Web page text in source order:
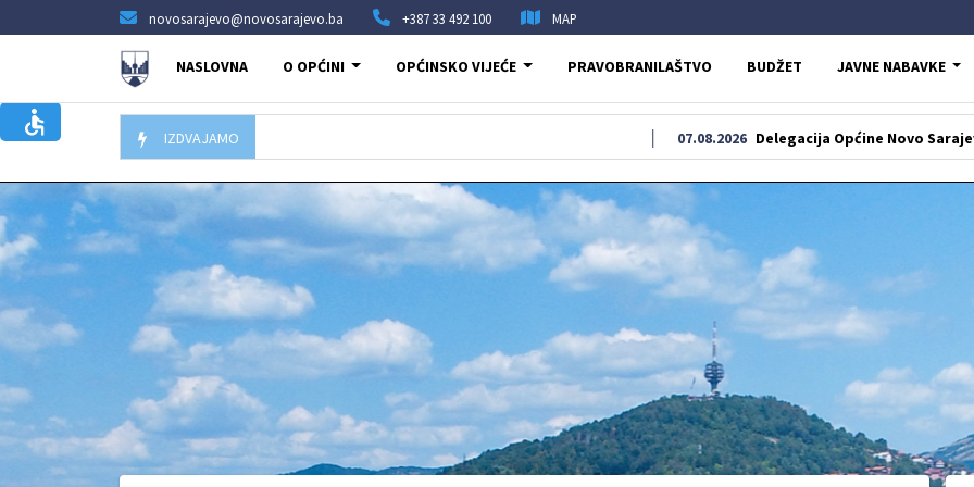
novosarajevo@novosarajevo.ba +387 33 492 100 MAP
NASLOVNA O OPĆINI OPĆINSKO VIJEĆE PRAVOBRANILAŠTVO BUDŽET JAVNE NABAVKE
IZDVAJAMO Delegacija Općine Novo Sarajevo odala